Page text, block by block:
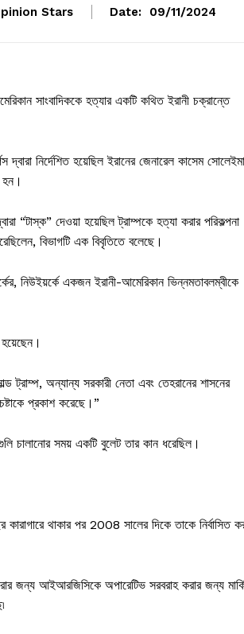
Stars Date: 09/11/2024
সাংবাদিককে হত্যার একটি কথিত ইরানী চক্রান্তে
নির্দেশিত হয়েছিল ইরানের জেনারেল কাসেম
হন।
দেওয়া হয়েছিল ট্রাম্পকে হত্যা করার পরিকল্পনা
বিভাগটি এক বিবৃতিতে বলেছে।
নিউইয়র্কে একজন ইরানী-আমেরিকান ভিন্নমতাবলম্বীকে
ট্রাম্প, অন্যান্য সরকারী নেতা এবং তেহরানের শাসনের
প্রকাশ করেছে।”
চালানোর সময় একটি বুলেট তার কান ধরেছিল।
থাকার পর 2008 সালের দিকে তাকে নির্বাসিত
জন্য আইআরজিসিকে অপারেটিভ সরবরাহ করার জন্য